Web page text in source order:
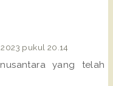
pukul 20.14
yang telah